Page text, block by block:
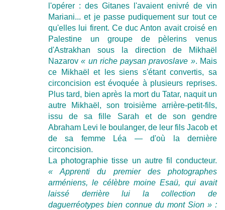
l'opérer : des Gitanes l'avaient enivré de vin
Mariani... et je passe pudiquement sur tout ce
qu'elles lui firent. Ce duc Anton avait croisé en
Palestine un groupe de pèlerins venus
d'Astrakhan sous la direction de Mikhaël
Nazarov« un riche paysan pravoslave ». Mais
ce Mikhaël et les siens s'étant convertis, sa
circoncision est évoquée à plusieurs reprises.
Plus tard, bien après la mort du Tatar, naquit un
autre Mikhaël, son troisième arrière-petit-fils,
issu de sa fille Sarah et de son gendre
Abraham Levi le boulanger, de leur fils Jacob et
de sa femme Léa — d'où la dernière
circoncision.
La photographie tisse un autre fil conducteur.
« Apprenti du premier des photographes
arméniens, le célèbre moine Esaü, qui avait
laissé derrière lui la collection de
daguerréotypes bien connue du mont Sion » :